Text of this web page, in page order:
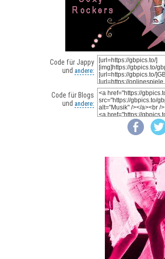
Code für Jappy
und andere:
Code für Blogs
und andere: